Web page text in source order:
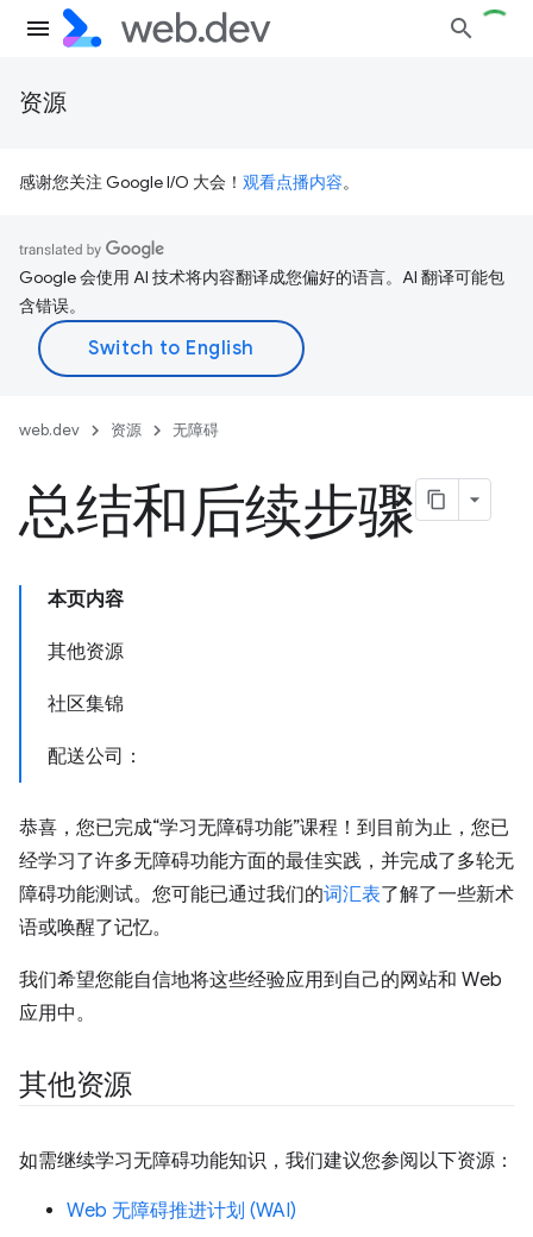
资源
感谢您关注 Google I/O 大会！ 观看点播内容。
Google 会使用 AI 技术将内容翻译成您偏好的语言。AI 翻译可能包
含错误。
web.dev 资源 无障碍
总结和后续步骤
本页内容
其他资源
社区集锦
配送公司：
恭喜，您已完成“学习无障碍功能”课程！到目前为止，您已
经学习了许多无障碍功能方面的最佳实践，并完成了多轮无
障碍功能测试。您可能已通过我们的词汇表了解了一些新术
语或唤醒了记忆。
我们希望您能自信地将这些经验应用到自己的网站和 Web
应用中。
其他资源
如需继续学习无障碍功能知识，我们建议您参阅以下资源：
Web 无障碍推进计划 (WAI)